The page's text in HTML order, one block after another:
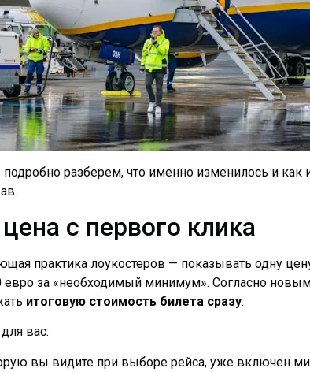
подробно разберем, что именно изменилось и
с первого клика
практика лоукостеров — показывать одну
евро за «необходимый минимум». Согласно
итоговую стоимость билета сразу.
вас:
вы видите при выборе рейса, уже включен